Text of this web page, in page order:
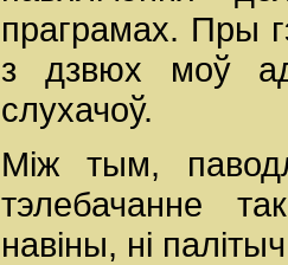
праграмах. Пры
з дзвюх моў
слухачоў.
Між тым,
тэлебачанне
навіны, ні